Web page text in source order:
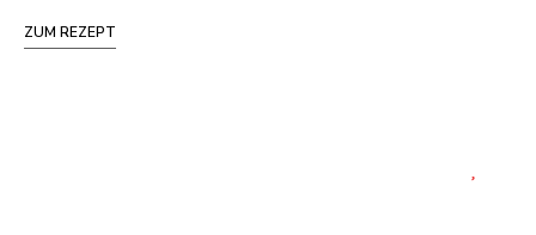
ZUM REZEPT